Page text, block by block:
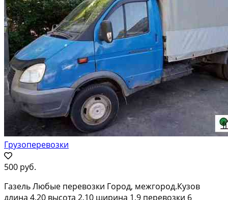
Грузоперевозки
500 руб.
Газель Любые перевозки Город, межгород.Кузов
длина 4,20 высота 2,10 ширина 1,9 перевозки 6